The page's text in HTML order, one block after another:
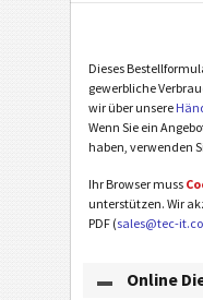
Dieses
gewerbliche
wir über unsere
Wenn Sie ein
haben, verwenden
Ihr Browser muss
unterstützen. Wir
PDF (sales@tec-
Online